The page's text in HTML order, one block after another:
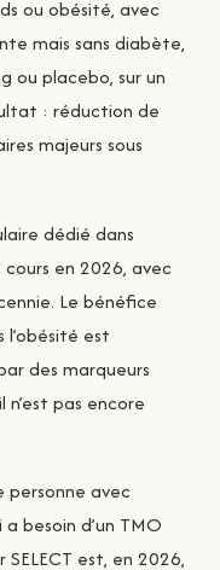
ou obésité, avec
mais sans diabète,
ou placebo, sur un
: réduction de
majeurs sous
dédié dans
en 2026, avec
Le bénéfice
est
des marqueurs
pas encore
avec
besoin d’un TMO
est, en 2026,